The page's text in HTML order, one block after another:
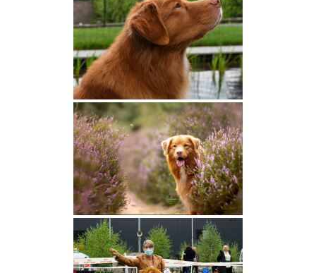
Glebevonwood Magik’s Beauty dite
Autumn
Panka Des Couleurs d’Autumn
Prima Des Couleurs d’Autumn
Taz Des Couleurs d’Autumn
Best Edition Bérénice vom
Moosschlösschen
Polka de la Meute du Yack